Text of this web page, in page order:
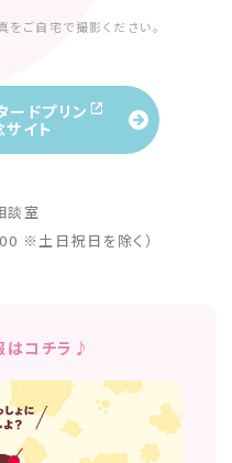
ご自宅で撮影ください。
ードプリン
イト
談室
※土日祝日を除く）
はコチラ♪